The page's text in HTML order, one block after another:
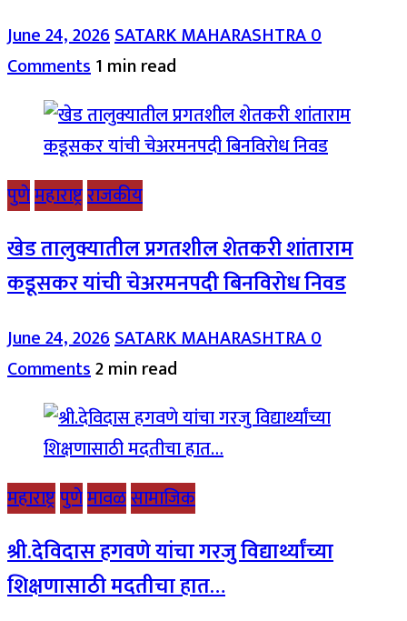
June 24, 2026SATARK MAHARASHTRA0
Comments1 min read
पुणेमहाराष्ट्रराजकीय
खेड तालुक्यातील प्रगतशील शेतकरी शांताराम
कडूसकर यांची चेअरमनपदी बिनविरोध निवड
June 24, 2026SATARK MAHARASHTRA0
Comments2 min read
महाराष्ट्रपुणेमावळसामाजिक
श्री.देविदास हगवणे यांचा गरजु विद्यार्थ्यांच्या
शिक्षणासाठी मदतीचा हात…